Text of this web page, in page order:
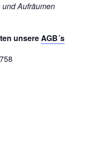
Aufräumen
unsereAGB´s